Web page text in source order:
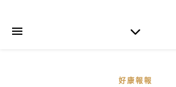
好康報報